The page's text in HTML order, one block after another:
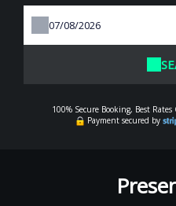
100% Secure Booking, Best
Payment secured by